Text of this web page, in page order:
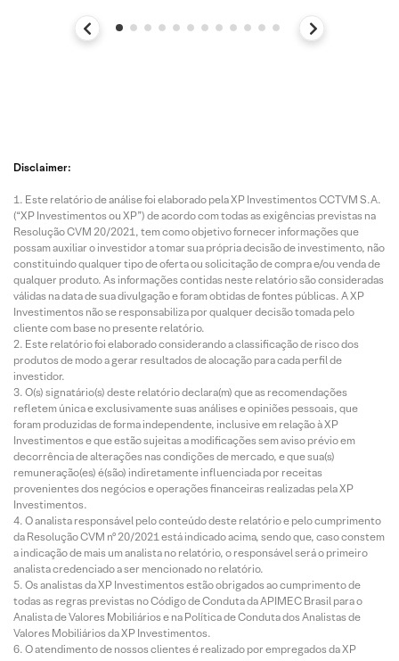
Disclaimer:
Este relatório de análise foi elaborado pela XP Investimentos CCTVM S.A.
(“XP Investimentos ou XP”) de acordo com todas as exigências previstas na
Resolução CVM 20/2021, tem como objetivo fornecer informações que
possam auxiliar o investidor a tomar sua própria decisão de investimento, não
constituindo qualquer tipo de oferta ou solicitação de compra e/ou venda de
qualquer produto. As informações contidas neste relatório são consideradas
válidas na data de sua divulgação e foram obtidas de fontes públicas. A XP
Investimentos não se responsabiliza por qualquer decisão tomada pelo
cliente com base no presente relatório.
Este relatório foi elaborado considerando a classificação de risco dos
produtos de modo a gerar resultados de alocação para cada perfil de
investidor.
O(s) signatário(s) deste relatório declara(m) que as recomendações
refletem única e exclusivamente suas análises e opiniões pessoais, que
foram produzidas de forma independente, inclusive em relação à XP
Investimentos e que estão sujeitas a modificações sem aviso prévio em
decorrência de alterações nas condições de mercado, e que sua(s)
remuneração(es) é(são) indiretamente influenciada por receitas
provenientes dos negócios e operações financeiras realizadas pela XP
Investimentos.
O analista responsável pelo conteúdo deste relatório e pelo cumprimento
da Resolução CVM nº 20/2021 está indicado acima, sendo que, caso constem
a indicação de mais um analista no relatório, o responsável será o primeiro
analista credenciado a ser mencionado no relatório.
Os analistas da XP Investimentos estão obrigados ao cumprimento de
todas as regras previstas no Código de Conduta da APIMEC Brasil para o
Analista de Valores Mobiliários e na Política de Conduta dos Analistas de
Valores Mobiliários da XP Investimentos.
O atendimento de nossos clientes é realizado por empregados da XP